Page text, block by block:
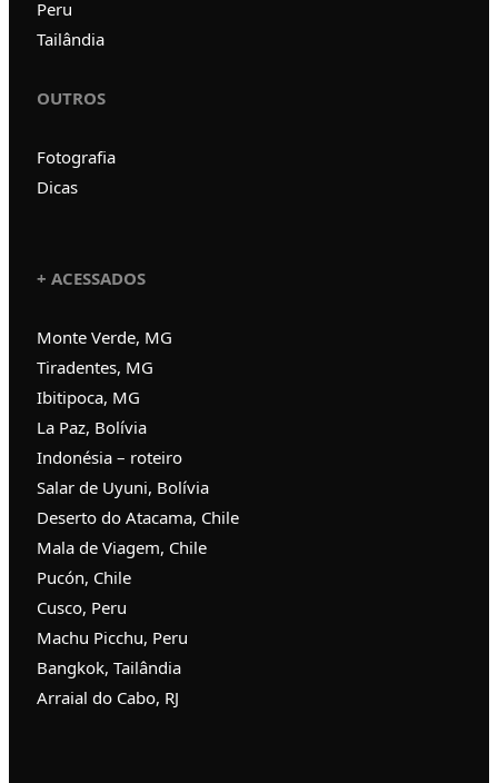
Peru
Tailândia
OUTROS
Fotografia
Dicas
+ ACESSADOS
Monte Verde, MG
Tiradentes, MG
Ibitipoca, MG
La Paz, Bolívia
Indonésia – roteiro
Salar de Uyuni, Bolívia
Deserto do Atacama, Chile
Mala de Viagem, Chile
Pucón, Chile
Cusco, Peru
Machu Picchu, Peru
Bangkok, Tailândia
Arraial do Cabo, RJ